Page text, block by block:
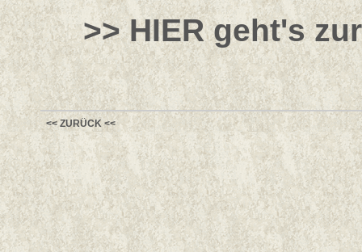
>> HIER geht's
<< ZURÜCK <<